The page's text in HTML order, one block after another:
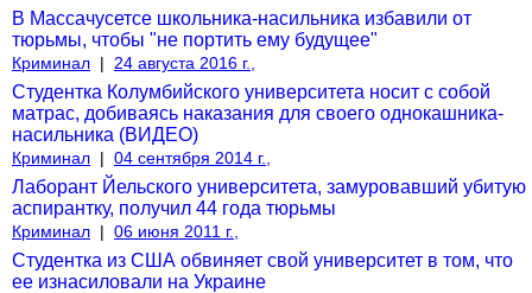
В Массачусетсе школьника-насильника избавили от
тюрьмы, чтобы "не портить ему будущее"
Криминал | 24 августа 2016 г.,
Студентка Колумбийского университета носит с собой
матрас, добиваясь наказания для своего однокашника-
насильника (ВИДЕО)
Криминал | 04 сентября 2014 г.,
Лаборант Йельского университета, замуровавший убитую
аспирантку, получил 44 года тюрьмы
Криминал | 06 июня 2011 г.,
Студентка из США обвиняет свой университет в том, что
ее изнасиловали на Украине